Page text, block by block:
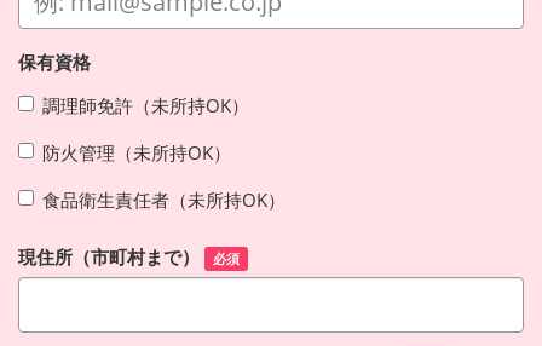
保有資格
調理師免許（未所持OK）
防火管理（未所持OK）
食品衛生責任者（未所持OK）
現住所（市町村まで） 必須